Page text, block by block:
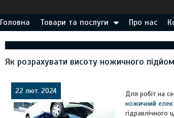
Головна Товари та послуги Про нас
Як розрахувати висоту ножичного
22 лют. 2024
Для робіт на
ножичний
гідравлічного